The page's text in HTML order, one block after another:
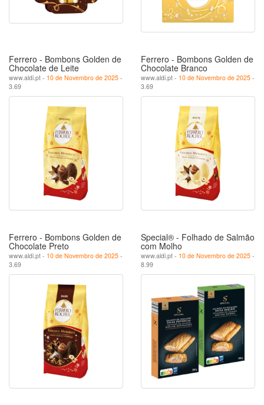
Ferrero - Bombons Golden de
Chocolate de Leite
www.aldi.pt - 10 de Novembro de 2025 -
3.69
Ferrero - Bombons Golden de
Chocolate Branco
www.aldi.pt - 10 de Novembro de 2025 -
3.69
Ferrero - Bombons Golden de
Chocolate Preto
www.aldi.pt - 10 de Novembro de 2025 -
3.69
Special® - Folhado de Salmão
com Molho
www.aldi.pt - 10 de Novembro de 2025 -
8.99